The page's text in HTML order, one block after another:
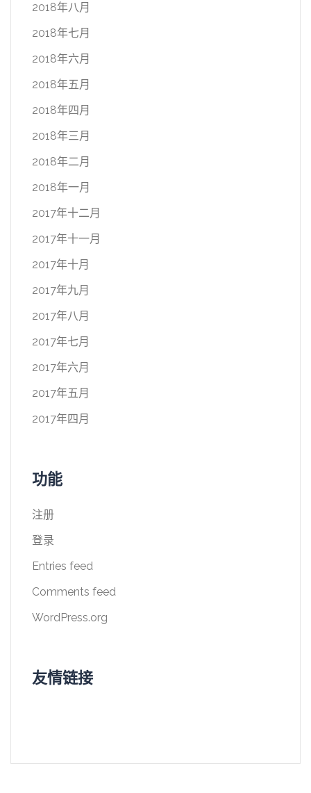
2018年八月
2018年七月
2018年六月
2018年五月
2018年四月
2018年三月
2018年二月
2018年一月
2017年十二月
2017年十一月
2017年十月
2017年九月
2017年八月
2017年七月
2017年六月
2017年五月
2017年四月
功能
注册
登录
Entries feed
Comments feed
WordPress.org
友情链接